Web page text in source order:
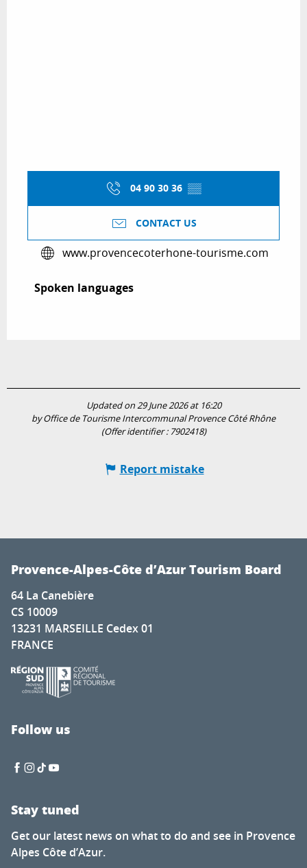
04 90 30 36 ▒▒
CONTACT US
www.provencecoterhone-tourisme.com
Spoken languages
Spoken languages
Updated on 29 June 2026 at 16:20
by Office de Tourisme Intercommunal Provence Côté Rhône
(Offer identifier : 7902418)
Report mistake
Provence-Alpes-Côte d’Azur Tourism Board
64 La Canebière
CS 10009
13231 MARSEILLE Cedex 01
FRANCE
Follow us
Stay tuned
Get our latest news on what to do and see in Provence
Alpes Côte d’Azur.